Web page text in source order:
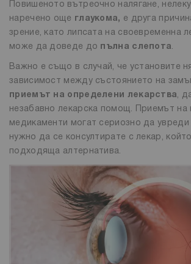
Повишеното вътреочно налягане,
наречено още
глаукома, е друга
зрение, като липсата на своевременна
може да доведе до
пълна слепота.
Важно е също в случай, че установите
зависимост между състоянието на
приемът на определени лекарства,
незабавно лекарска помощ. Приемът на
медикаменти могат сериозно да увреди
нужно да се консултирате с лекар,
подходяща алтернатива.